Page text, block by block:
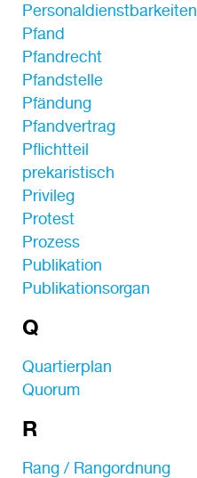
Personaldienstbarkeiten
Pfand
Pfandrecht
Pfandstelle
Pfändung
Pfandvertrag
Pflichtteil
prekaristisch
Privileg
Protest
Prozess
Publikation
Publikationsorgan
Q
Quartierplan
Quorum
R
Rang / Rangordnung